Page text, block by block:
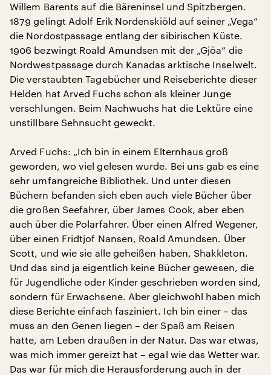
Willem Barents auf die Bäreninsel und Spitzbergen.
1879 gelingt Adolf Erik Nordenskiöld auf seiner „Vega“
die Nordostpassage entlang der sibirischen Küste.
1906 bezwingt Roald Amundsen mit der „Gjöa“ die
Nordwestpassage durch Kanadas arktische Inselwelt.
Die verstaubten Tagebücher und Reiseberichte dieser
Helden hat Arved Fuchs schon als kleiner Junge
verschlungen. Beim Nachwuchs hat die Lektüre eine
unstillbare Sehnsucht geweckt.
Arved Fuchs: „Ich bin in einem Elternhaus groß
geworden, wo viel gelesen wurde. Bei uns gab es eine
sehr umfangreiche Bibliothek. Und unter diesen
Büchern befanden sich eben auch viele Bücher über
die großen Seefahrer, über James Cook, aber eben
auch über die Polarfahrer. Über einen Alfred Wegener,
über einen Fridtjof Nansen, Roald Amundsen. Über
Scott, und wie sie alle geheißen haben, Shakkleton.
Und das sind ja eigentlich keine Bücher gewesen, die
für Jugendliche oder Kinder geschrieben worden sind,
sondern für Erwachsene. Aber gleichwohl haben mich
diese Berichte einfach fasziniert. Ich bin einer – das
muss an den Genen liegen – der Spaß am Reisen
hatte, am Leben draußen in der Natur. Das war etwas,
was mich immer gereizt hat – egal wie das Wetter war.
Das war für mich die Herausforderung auch in der